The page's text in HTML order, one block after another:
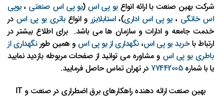
شرکت بهین صنعت با ارائه انواعیو پی اس (یو پی اس صنعتی ،یوپی
اس خانگی ،یو پی اس اداری)،استابلایزر و انواع باتری یو پی اس در
خدمت جامعه و ادارات و سازمان ها می باشد. برای اطلاع بیشتر در
ارتباط باخرید یو پی اس،نگهداری از یو پی اس و همین طورنگهداری از
باطری یو پی اس و مشاوره می توانید از صفحات مربوطه بازدید نمایید
یا با شماره77442005 در تهران تماس حاصل فرمایید.
بهین صنعت ارائه دهنده راهکارهای برق اضطراری در صنعت و IT